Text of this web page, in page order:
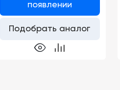
появлении
Подобрать аналог